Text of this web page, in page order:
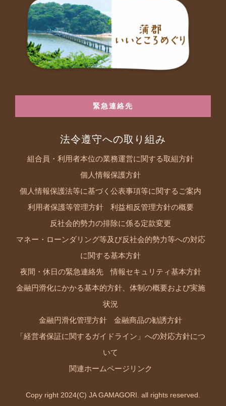
緊急連絡先
法令遵守への取り組み
組合員・利用者本位の業務運営に関する取組方針
個人情報保護方針
個人情報保護法等に基づく公表事項等に関するご案内
利用者保護等管理方針 利益相反管理方針の概要
反社会的勢力の排除に係る定款変更
マネー・ローンダリング等及び反社会的勢力等への対応
に関する基本方針
夜間・休日の緊急連絡先 情報セキュリティ基本方針
金融円滑化にかかる基本的方針、体制の概要および実施
状況
金融円滑化管理方針 金融商品の勧誘方針
「経営者保証に関するガイドライン」への対応方針につ
いて
関連ホームページリンク
Copy right 2024(C) JA GAMAGORI. all rights reserved.